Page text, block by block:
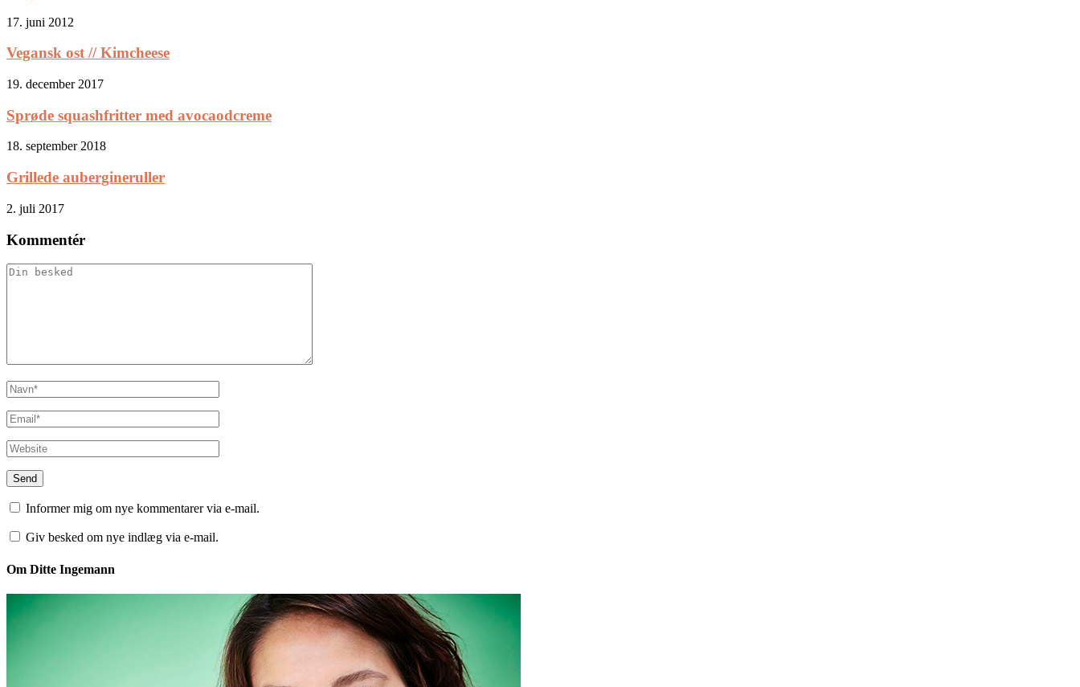
17. juni 2012
Vegansk ost // Kimcheese
19. december 2017
Sprøde squashfritter med avocaodcreme
18. september 2018
Grillede aubergineruller
2. juli 2017
Kommentér
Informer mig om nye kommentarer via e-mail.
Giv besked om nye indlæg via e-mail.
Om Ditte Ingemann